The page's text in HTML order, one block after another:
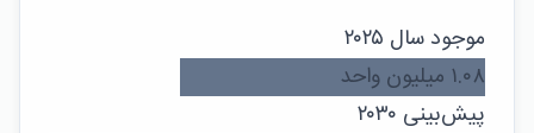
موجود سال ۲۰۲۵
۱.۰۸ میلیون واحد
پیش‌بینی ۲۰۳۰